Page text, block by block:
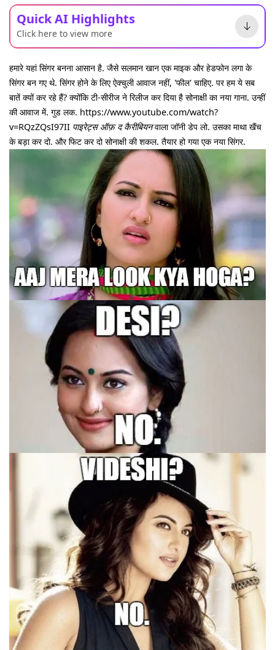
Quick AI Highlights
Click here to view more
हमारे यहां सिंगर बनना आसान है. जैसे सलमान खान एक माइक और हेडफोन लगा के
सिंगर बन गए थे. सिंगर होने के लिए ऐक्चुली आवाज नहीं, 'फील' चाहिए. पर हम ये सब
बातें क्यों कर रहे हैं? क्योंकि टी-सीरीज ने रिलीज कर दिया है सोनाक्षी का नया गाना. उन्हीं
की आवाज में. गुड लक. https://www.youtube.com/watch?
v=RQzZQsI97II पाइरेट्स ऑफ़ द कैरीबियनवाला जॉनी डेप लो. उसका माथा खैंच
के बड़ा कर दो. और फिट कर दो सोनाक्षी की शकल. तैयार हो गया एक नया सिंगर.